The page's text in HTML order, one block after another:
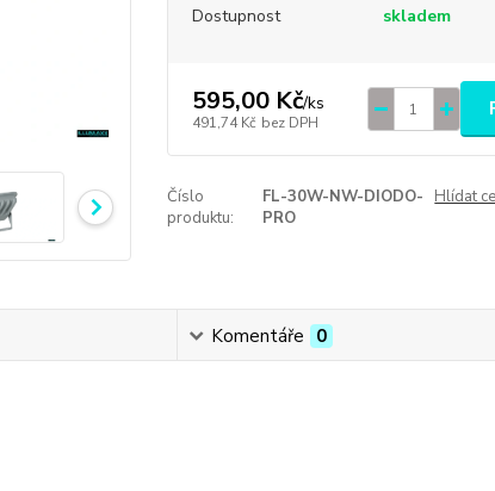
Dostupnost skladem
595,00 Kč/ks
491,74 Kč bez DPH
Číslo
produktu:
FL-30W-NW-DIODO-
PRO
Hlídat
Komentáře 0